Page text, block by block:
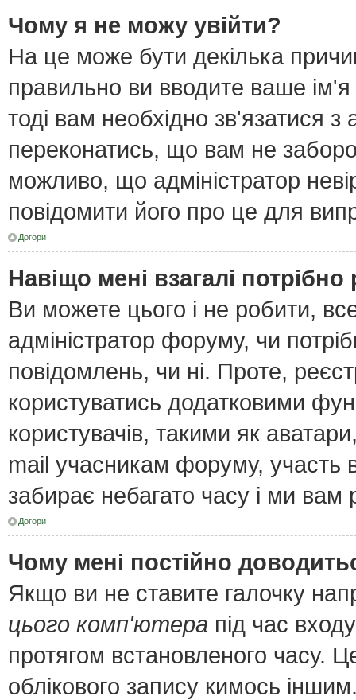
Чому я не можу увійти?
На це може бути декілька
правильно ви вводите ваше
тоді вам необхідно зв'язатися
переконатись, що вам не
можливо, що адміністратор
повідомити його про це для
Догори
Навіщо мені взагалі
Ви можете цього і не робити,
адміністратор форуму, чи
повідомлень, чи ні. Проте,
користуватись додатковими
користувачів, такими як
mail учасникам форуму, участь
забирає небагато часу і ми
Догори
Чому мені постійно
Якщо ви не ставите галочку
цього комп'ютера під час
протягом встановленого часу.
облікового запису кимось